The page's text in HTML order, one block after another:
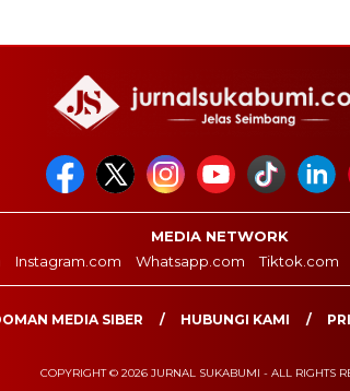
MEDIA NETWORK
Instagram.com Whatsapp.com Tiktok.com
MEDIA SIBER HUBUNGI KAMI
COPYRIGHT © 2026 JURNAL SUKABUMI - ALL RIGHTS